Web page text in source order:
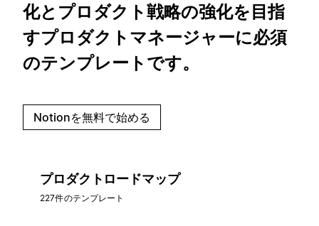
化とプロダクト戦略の強化を目指
すプロダクトマネージャーに必須
のテンプレートです。
Notionを無料で始める
プロダクトロードマップ
227件のテンプレート